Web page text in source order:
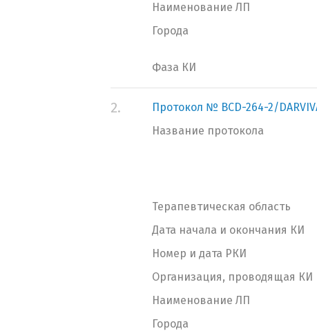
Наименование ЛП
Города
Фаза КИ
2.
Протокол № BCD-264-2/
Название протокола
Терапевтическая область
Дата начала и окончания КИ
Номер и дата РКИ
Организация, проводящая КИ
Наименование ЛП
Города